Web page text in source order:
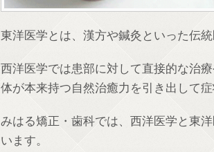
東洋医学とは、漢方や鍼灸といった伝統
西洋医学では患部に対して直接的な治
体が本来持つ自然治癒力を引き出して症
みはる矯正・歯科では、西洋医学と東
います。